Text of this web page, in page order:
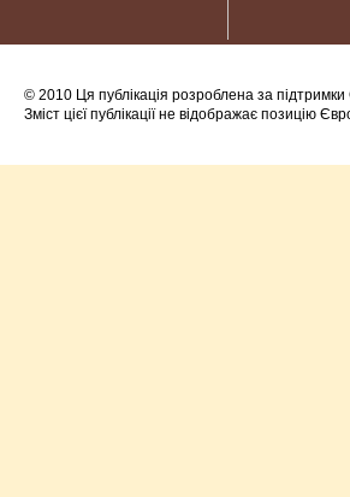
© 2010 Ця публікація розроблена за
Зміст цієї публікації не відображає позицію